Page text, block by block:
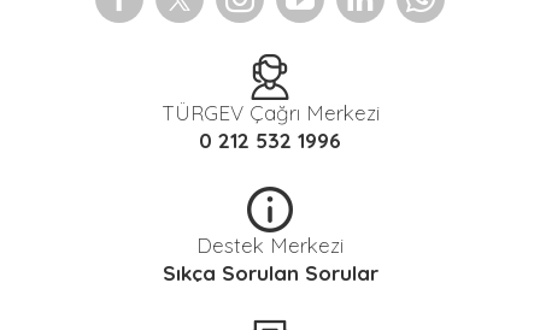
TÜRGEV Çağrı Merkezi
0 212 532 1996
Destek Merkezi
Sıkça Sorulan Sorular